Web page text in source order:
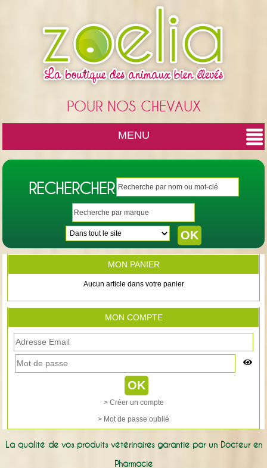
POUR NOS CHEVAUX
MENU
RECHERCHER
MON PANIER
Aucun article dans votre panier
MON COMPTE
> Créer un compte
> Mot de passe oublié
La qualité de vos produits vétérinaires garantie par un Docteur en
Pharmacie